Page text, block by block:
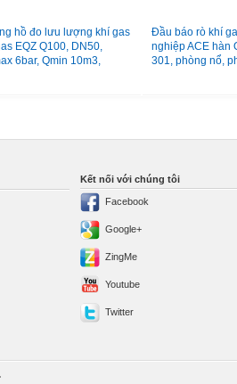
hồ đo lưu lượng khí gas
EQZ Q100, DN50,
6bar, Qmin 10m3,
Đầu báo rò khí
nghiệp ACE hàn
301, phòng nổ,
Kết nối với chúng tôi
Facebook
Google+
ZingMe
Youtube
Twitter